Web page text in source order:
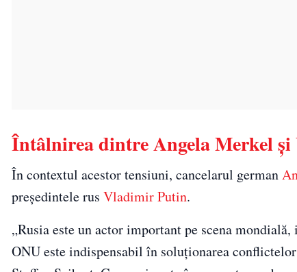
Întâlnirea dintre Angela Merkel
În contextul acestor tensiuni, cancelarul german
președintele rus Vladimir Putin.
„Rusia este un actor important pe scena
ONU este indispensabil în soluţionarea